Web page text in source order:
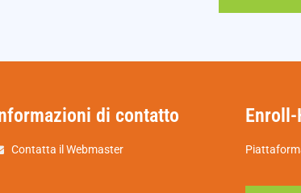
di contatto
Contatta il Webmaster
Enroll-